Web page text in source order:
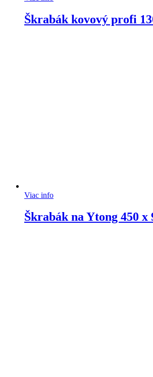
Škrabák kovový profi
Viac info
Škrabák na Ytong 450 x